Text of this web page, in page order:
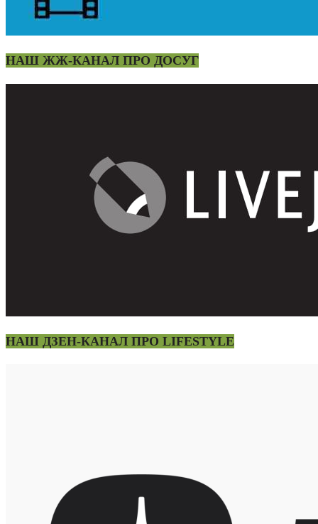
НАШ ЖЖ-КАНАЛ ПРО ДОСУГ
НАШ ДЗЕН-КАНАЛ ПРО LIFESTYLE